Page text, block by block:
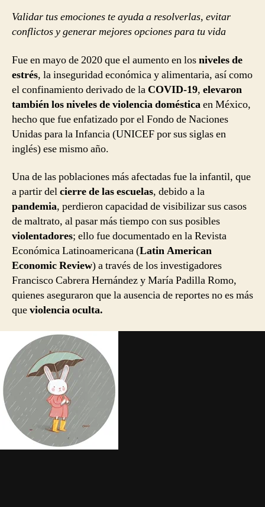
Validar tus emociones te ayuda a resolverlas, evitar
conflictos y generar mejores opciones para tu vida
Fue en mayo de 2020 que el aumento en losniveles de
estrés, la inseguridad económica y alimentaria, así como
el confinamiento derivado de la COVID-19, elevaron
también los niveles de violencia domésticaen México,
hecho que fue enfatizado por el Fondo de Naciones
Unidas para la Infancia (UNICEF por sus siglas en
inglés) ese mismo año.
Una de las poblaciones más afectadas fue la infantil, que
a partir delcierre de las escuelas, debido a la
pandemia, perdieron capacidad de visibilizar sus casos
de maltrato, al pasar más tiempo con sus posibles
violentadores; ello fue documentado en la Revista
Económica Latinoamericana (Latin American
Economic Review) a través de los investigadores
Francisco Cabrera Hernández y María Padilla Romo,
quienes aseguraron que la ausencia de reportes no es más
queviolencia oculta.